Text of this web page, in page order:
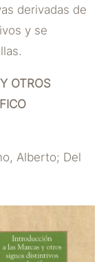
derivadas de
y se
OTROS
Alberto; Del